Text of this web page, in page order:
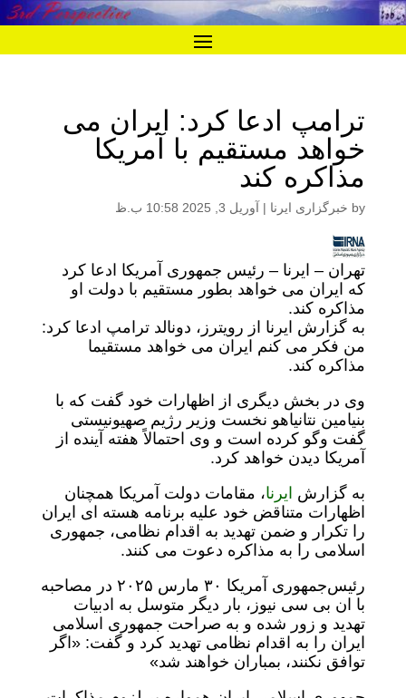
ترامپ ادعا کرد: ایران می
خواهد مستقیم با آمریکا
مذاکره کند
by خبرگزاری ایرنا | آوریل 3, 2025 10:58 ب.ظ
تهران – ایرنا – رئیس جمهوری آمریکا ادعا کرد
که ایران می خواهد بطور مستقیم با دولت او
مذاکره کند.
به گزارش ایرنا از رویترز، دونالد ترامپ ادعا کرد:
من فکر می کنم ایران می خواهد مستقیما
مذاکره کند.
وی در بخش دیگری از اظهارات خود گفت که با
بنیامین نتانیاهو نخست وزیر رژیم صهیونیستی
گفت وگو کرده است و وی احتمالاً هفته آینده از
آمریکا دیدن خواهد کرد.
به گزارش ایرنا، مقامات دولت آمریکا همچنان
اظهارات متناقض خود علیه برنامه هسته ای ایران
را تکرار و ضمن تهدید به اقدام نظامی، جمهوری
اسلامی را به مذاکره دعوت می کنند.
رئیس‌جمهوری آمریکا ۳۰ مارس ۲۰۲۵ در مصاحبه
با ان بی سی نیوز، بار دیگر متوسل به ادبیات
تهدید و زور شده و به صراحت جمهوری اسلامی
ایران را به اقدام نظامی تهدید کرد و گفت: «اگر
توافق نکنند، بمباران خواهند ‌شد»